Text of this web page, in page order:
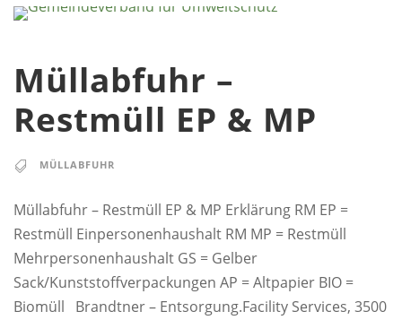
Müllabfuhr –
Restmüll EP & MP
MÜLLABFUHR
Müllabfuhr – Restmüll EP & MP Erklärung RM EP =
Restmüll Einpersonenhaushalt RM MP = Restmüll
Mehrpersonenhaushalt GS = Gelber
Sack/Kunststoffverpackungen AP = Altpapier BIO =
Biomüll Brandtner – Entsorgung.Facility Services, 3500